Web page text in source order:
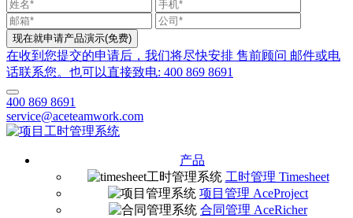
在收到您提交的申请后，我们将尽快安排 售前顾问 邮件或电
话联系您。也可以直接致电: 400 869 8691
400 869 8691
service@aceteamwork.com
产品
工时管理 Timesheet
项目管理 AceProject
合同管理 AceRicher